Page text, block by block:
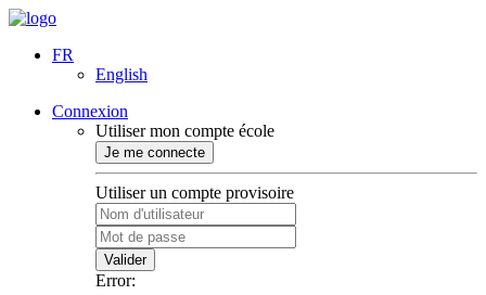
FR
English
Connexion
Utiliser mon compte école
Je me connecte
Utiliser un compte provisoire
Valider
Error: